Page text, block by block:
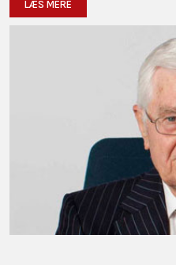
LÆS MERE